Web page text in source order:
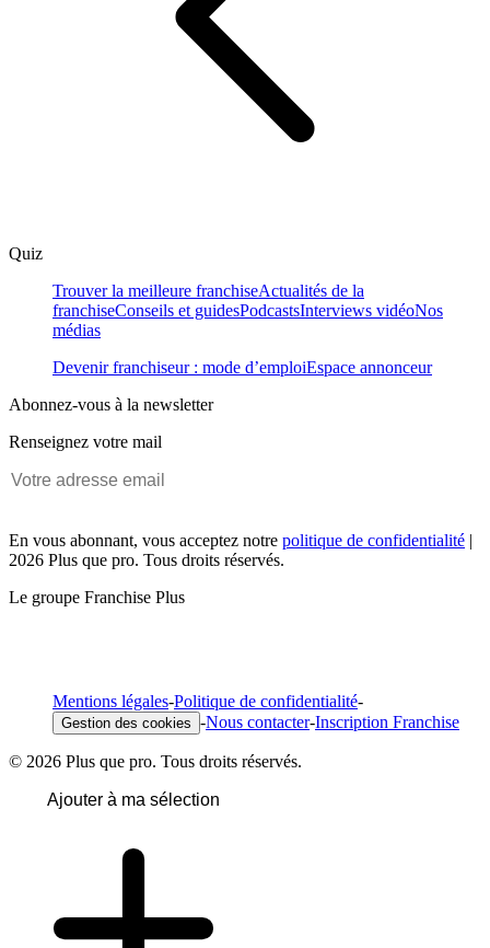
Quiz
Trouver la meilleure franchiseActualités de la
franchiseConseils et guidesPodcastsInterviews vidéoNos
médias
Devenir franchiseur : mode d’emploiEspace annonceur
Abonnez-vous à la newsletter
Renseignez votre mail
En vous abonnant, vous acceptez notre politique de confidentialité |
2026 Plus que pro. Tous droits réservés.
Le groupe Franchise Plus
Mentions légales-Politique de confidentialité-
Gestion des cookies -Nous contacter-Inscription Franchise
© 2026 Plus que pro. Tous droits réservés.
Ajouter à ma sélection